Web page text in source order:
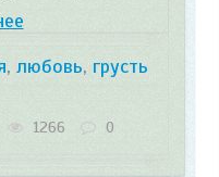
, любовь, грусть
1266 0